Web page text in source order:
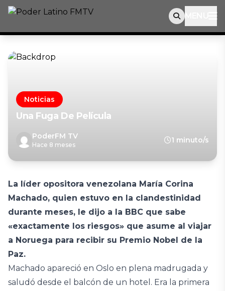
MENU
Noticias
Una Fuga De Película
PoderFM TV
Hace 8 meses
1 minuto/s
La líder opositora venezolana María Corina
Machado, quien estuvo en la clandestinidad
durante meses, le dijo a la BBC que sabe
«exactamente los riesgos» que asume al viajar
a Noruega para recibir su Premio Nobel de la
Paz.
Machado apareció en Oslo en plena madrugada y
saludó desde el balcón de un hotel. Era la primera